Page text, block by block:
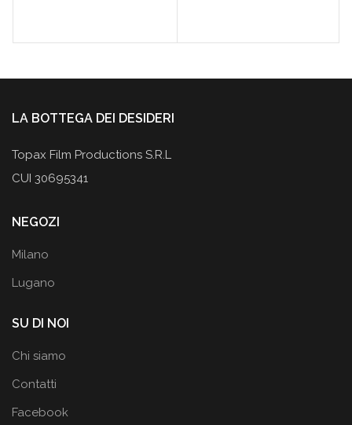
LA BOTTEGA DEI DESIDERI
Topax Film Productions S.R.L
CUI 30695341
NEGOZI
Milano
Lugano
SU DI NOI
Chi siamo
Contatti
Facebook